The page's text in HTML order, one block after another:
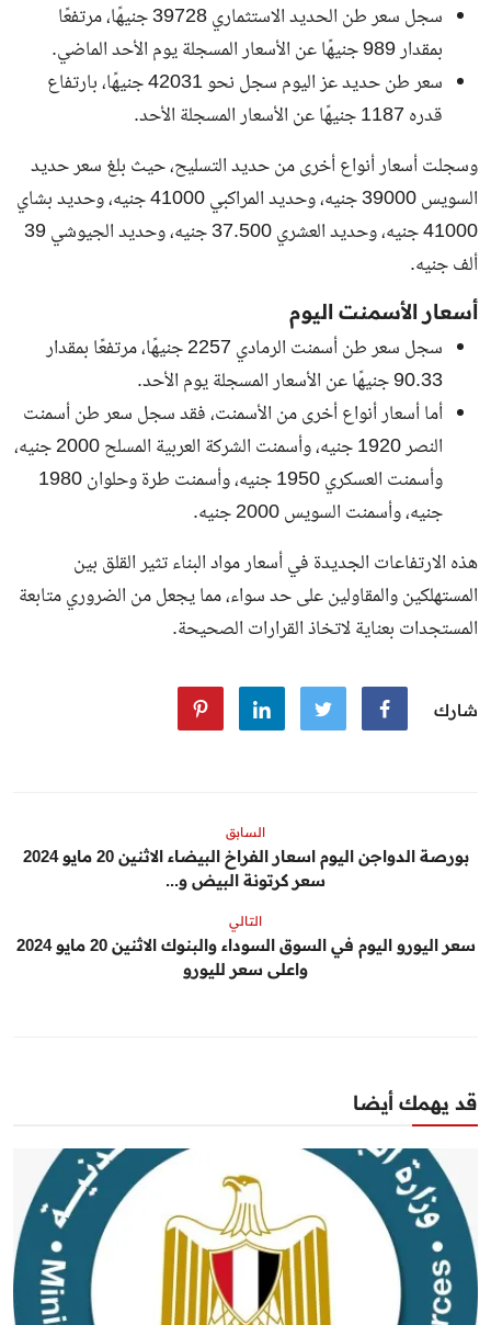
سجل سعر طن الحديد الاستثماري 39728 جنيهًا، مرتفعًا
بمقدار 989 جنيهًا عن الأسعار المسجلة يوم الأحد الماضي.
سعر طن حديد عز اليوم
سجل نحو 42031 جنيهًا، بارتفاع
قدره 1187 جنيهًا عن الأسعار المسجلة الأحد.
وسجلت أسعار أنواع أخرى من حديد التسليح، حيث بلغ سعر حديد
السويس 39000 جنيه، وحديد المراكبي 41000 جنيه، وحديد بشاي
41000 جنيه، وحديد العشري 37.500 جنيه، وحديد الجيوشي 39
ألف جنيه.
أسعار الأسمنت اليوم
سجل سعر طن أسمنت الرمادي 2257 جنيهًا، مرتفعًا بمقدار
90.33 جنيهًا عن الأسعار المسجلة يوم الأحد.
أما أسعار أنواع أخرى من الأسمنت، فقد سجل سعر طن أسمنت
النصر 1920 جنيه، وأسمنت الشركة العربية المسلح 2000 جنيه،
وأسمنت العسكري 1950 جنيه، وأسمنت طرة وحلوان 1980
جنيه، وأسمنت السويس 2000 جنيه.
هذه الارتفاعات الجديدة في أسعار مواد البناء تثير القلق بين
المستهلكين والمقاولين على حد سواء، مما يجعل من الضروري متابعة
المستجدات بعناية لاتخاذ القرارات الصحيحة.
شارك
السابق
بورصة الدواجن اليوم اسعار الفراخ البيضاء الاثنين 20 مايو 2024
سعر كرتونة البيض و...
التالي
سعر اليورو اليوم في السوق السوداء والبنوك الاثنين 20 مايو 2024
واعلى سعر لليورو
قد يهمك أيضا